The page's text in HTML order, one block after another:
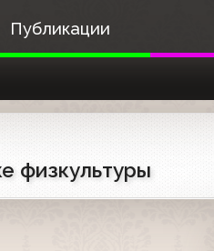
Публикации
физкультуры